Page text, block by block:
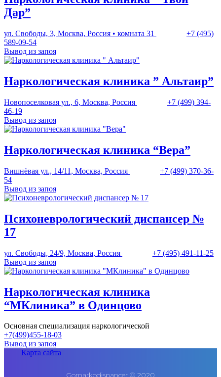
Дар”
ул. Свободы, 3, Москва, Россия • комната 31
+7 (495)
589-09-54
Вывод из запоя
Наркологическая клиника ” Альтаир”
Новопоселковая ул., 6, Москва, Россия
+7 (499) 394-
46-19
Вывод из запоя
Наркологическая клиника “Вера”
Вишнёвая ул., 14/11, Москва, Россия
+7 (499) 370-36-
54
Вывод из запоя
Психоневрологический диспансер №
17
ул. Свободы, 24/9, Москва, Россия
+7 (495) 491-11-25
Вывод из запоя
Наркологическая клиника
“МКлиника” в Одинцово
Основная специализация наркологической
+7(499)455-18-03
Вывод из запоя
Карта сайта
Gornarkodispancer © 2020